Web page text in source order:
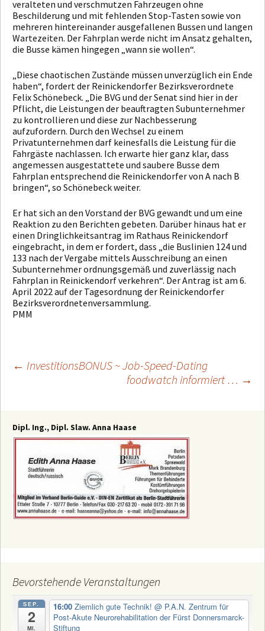
veralteten und verschmutzen Fahrzeugen ohne
Beschilderung und mit fehlenden Stop-Tasten sowie von
mehreren hintereinander ausgefallenen Bussen und langen
Wartezeiten. Der Fahrplan werde nicht im Ansatz gehalten,
die Busse kämen hingegen „wann sie wollen“.
„Diese chaotischen Zustände müssen unverzüglich ein Ende
haben“, fordert der Reinickendorfer Bezirksverordnete
Felix Schönebeck. „Die BVG und der Senat sind hier in der
Pflicht, die Leistungen der beauftragten Subunternehmer
zu kontrollieren und diese zur Nachbesserung
aufzufordern. Durch den Wechsel zu einem
Privatunternehmen darf keinesfalls die Leistung für die
Fahrgäste nachlassen. Ich erwarte hier ganz klar, dass
angemessen ausgestattete und saubere Busse dem
Fahrplan entsprechend die Reinickendorfer von A nach B
bringen“, so Schönebeck weiter.
Er hat sich an den Vorstand der BVG gewandt und um eine
Reaktion zu den Berichten gebeten. Darüber hinaus hat er
einen Dringlichkeitsantrag im Rathaus Reinickendorf
eingebracht, in dem er fordert, dass „die Buslinien 124 und
133 nach der Vergabe mittels Ausschreibung an einen
Subunternehmer ordnungsgemäß und zuverlässig nach
Fahrplan in Reinickendorf verkehren“. Der Antrag ist am 6.
April 2022 auf der Tagesordnung der Reinickendorfer
Bezirksverordnetenversammlung.
PMM
← InvestitionsBONUS ~ Job-Speed-Dating
foodwatch informiert … →
Dipl. Ing., Dipl. Slaw. Anna Haase
Bevorstehende Veranstaltungen
SEP.
2
Mi.
16:00 Ziemlich gute Technik! @ P.A.N. Zentrum für
Post-Akute Neurorehabilitation der Fürst Donnersmarck-
Stiftung